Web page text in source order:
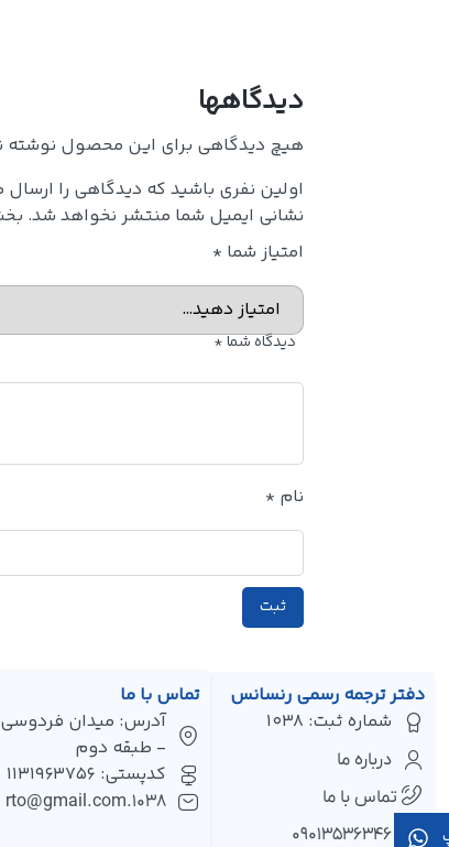
دیدگاهها
هیچ دیدگاهی برای این محصول
اولین نفری باشید که دیدگاهی را
نشانی ایمیل شما منتشر نخواهد شد.
امتیاز شما *
دیدگاه شما*
نام *
دفتر ترجمه رسمی رنسانس
شماره ثبت: 1038
درباره ما
تماس با ما
۰۹۰۱۳۵۳۶۳۴۶
تماس با ما
- طبقه دوم
کدپستی: 1131963756
1038.rto@gmail.com